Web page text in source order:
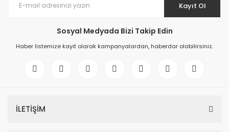
Kayıt Ol
Sosyal Medyada Bizi Takip Edin
Haber listemize kayıt olarak kampanyalardan, haberdar olabilirsiniz.
İLETİŞİM